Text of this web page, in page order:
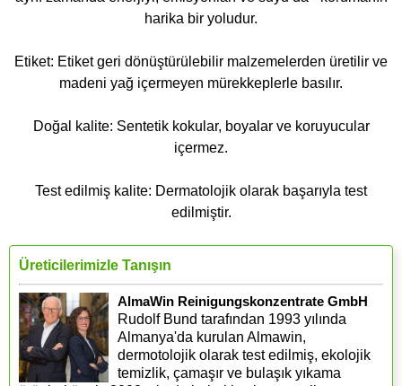
harika bir yoludur.
Etiket: Etiket geri dönüştürülebilir malzemelerden üretilir ve
madeni yağ içermeyen mürekkeplerle basılır.
Doğal kalite: Sentetik kokular, boyalar ve koruyucular
içermez.
Test edilmiş kalite: Dermatolojik olarak başarıyla test
edilmiştir.
Üreticilerimizle Tanışın
AlmaWin Reinigungskonzentrate GmbH
Rudolf Bund tarafından 1993 yılında
Almanya'da kurulan Almawin,
dermotolojik olarak test edilmiş, ekolojik
temizlik, çamaşır ve bulaşık yıkama